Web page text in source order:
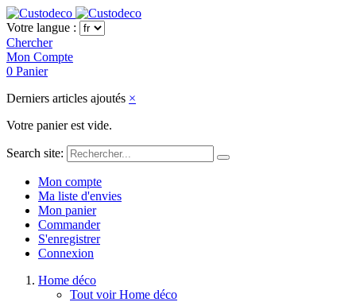
Votre langue :
Chercher
Mon Compte
0 Panier
Derniers articles ajoutés ×
Votre panier est vide.
Search site:
Mon compte
Ma liste d'envies
Mon panier
Commander
S'enregistrer
Connexion
Home déco
Tout voir Home déco